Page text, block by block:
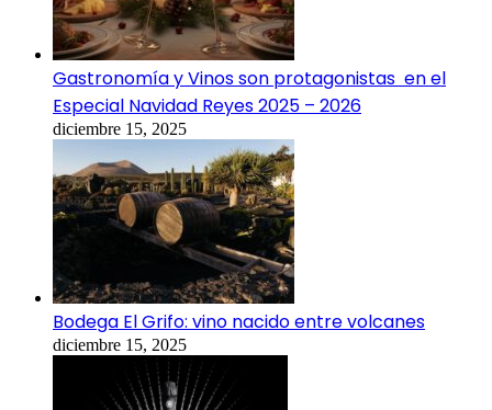
Gastronomía y Vinos son protagonistas en el
Especial Navidad Reyes 2025 – 2026
diciembre 15, 2025
Bodega El Grifo: vino nacido entre volcanes
diciembre 15, 2025